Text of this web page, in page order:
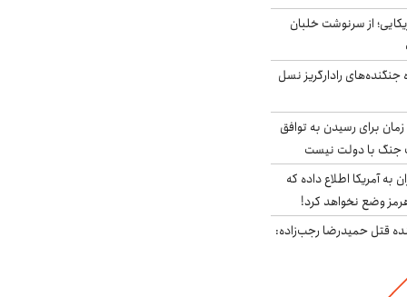
از سرنوشت خلبان
جنگنده‌های رادارگریز نسل
برای رسیدن به توافق
جنگ با دولت نیست
آمریکا اطلاع داده که
وضع نخواهد کرد!
قتل حمیدرضا رجب‌زاده: